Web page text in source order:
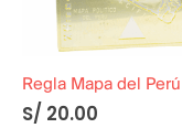
S/ 20.00